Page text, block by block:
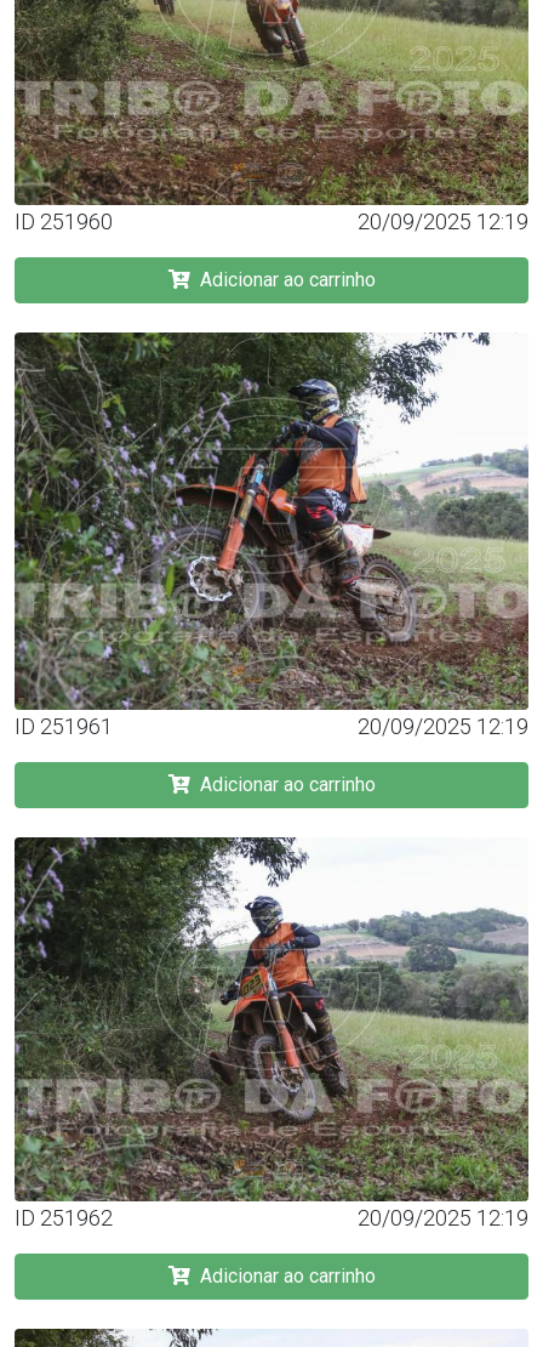
ID 251960 20/09/2025 12:19
Adicionar ao carrinho
ID 251961 20/09/2025 12:19
Adicionar ao carrinho
ID 251962 20/09/2025 12:19
Adicionar ao carrinho